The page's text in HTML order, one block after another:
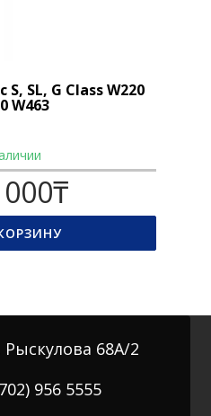
SL, G Class W220
W463
₸
68А/2
956 5555